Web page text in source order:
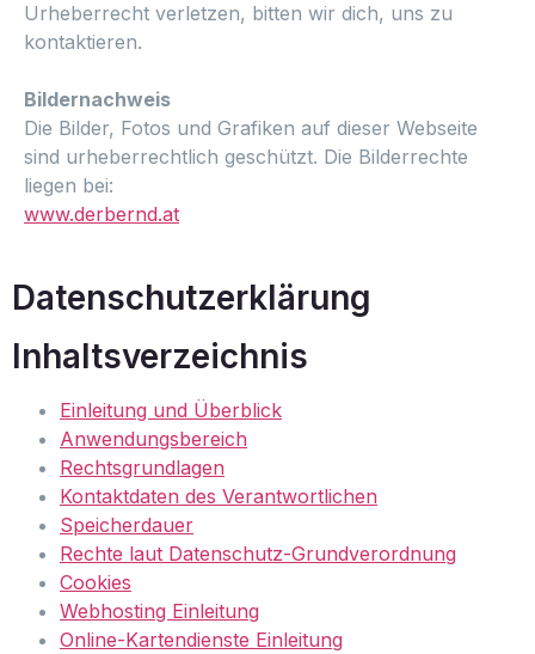
Urheberrecht verletzen, bitten wir dich, uns zu
kontaktieren.
Bildernachweis
Die Bilder, Fotos und Grafiken auf dieser Webseite
sind urheberrechtlich geschützt. Die Bilderrechte
liegen bei:
www.derbernd.at
Datenschutzerklärung
Inhaltsverzeichnis
Einleitung und Überblick
Anwendungsbereich
Rechtsgrundlagen
Kontaktdaten des Verantwortlichen
Speicherdauer
Rechte laut Datenschutz-Grundverordnung
Cookies
Webhosting Einleitung
Online-Kartendienste Einleitung